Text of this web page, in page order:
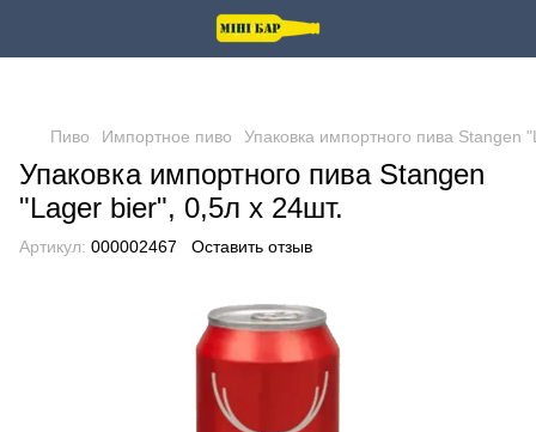
Пиво Импортное пиво Упаковка импортного пива Stangen
Упаковка импортного пива Stangen
"Lager bier", 0,5л х 24шт.
Артикул: 000002467 Оставить отзыв